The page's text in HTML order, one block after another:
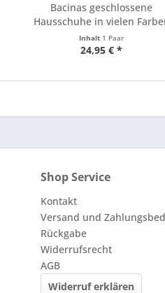
Bacinas geschlossene
Hausschuhe in vielen
Inhalt 1 Paar
24,95 € *
Shop Service
Kontakt
Versand und
Rückgabe
Widerrufsrecht
AGB
Widerruf erklären